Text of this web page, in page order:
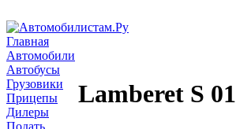
Главная
Автомобили
Автобусы
Грузовики
Прицепы
Дилеры
Подать
Lamberet S 01